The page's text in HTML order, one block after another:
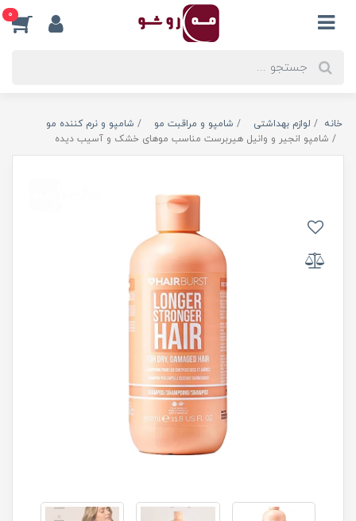
0
خانه لوازم بهداشتی شامپو و مراقبت مو
شامپو و نرم کننده مو
شامپو انجیر و وانیل هیربرست مناسب موهای خشک و آسیب دیده